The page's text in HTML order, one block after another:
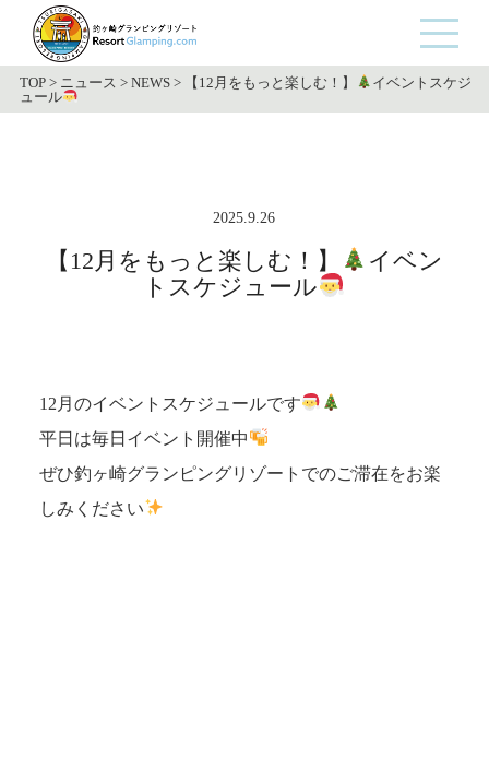
TOP > ニュース >NEWS > 【12月をもっと楽しむ！】
イベントスケジ
ュール
2025.9.26
【12月をもっと楽しむ！】
イベン
トスケジュール
12月のイベントスケジュールです
平日は毎日イベント開催中
ぜひ釣ヶ崎グランピングリゾートでのご滞在をお楽
しみください